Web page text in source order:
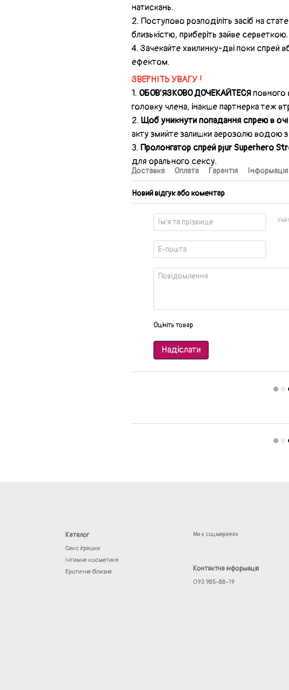
натискань.
2. Поступово розподіліть засіб на
близькістю, приберіть зайве серветкою.
4. Зачекайте хвилинку-дві поки спрей
ефектом.
ЗВЕРНІТЬ УВАГУ !
1. ОБОВ'ЯЗКОВО ДОЧЕКАЙТЕСЯповного
головку члена, інакше партнерка теж
2. Щоб уникнути попадання спрею в очі
акту змийте залишки аерозолю водою з
3. Пролонгатор спрей pjur Superhero
для орального сексу.
Доставка Оплата Гарантія
Новий відгук або коментар
Оцініть товар
Надіслати
Каталог
Секс іграшки
Інтимна косметика
Еротична білизна
Ми в соцмережах
Контактна інформація
093 985-88-19